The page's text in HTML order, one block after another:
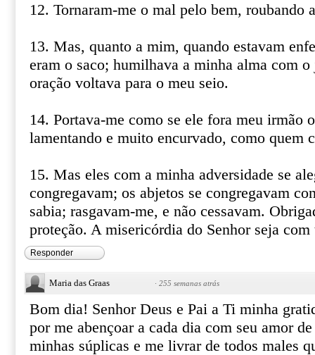
12. Tornaram-me o mal pelo bem, roubando
13. Mas, quanto a mim, quando estavam
eram o saco; humilhava a minha alma com
oração voltava para o meu seio.
14. Portava-me como se ele fora meu irmão
lamentando e muito encurvado, como quem
15. Mas eles com a minha adversidade se
congregavam; os abjetos se congregavam
sabia; rasgavam-me, e não cessavam.
proteção. A misericórdia do Senhor seja
Responder
Maria das Graas · 255 semanas atrás
Bom dia! Senhor Deus e Pai a Ti minha
por me abençoar a cada dia com seu amor
minhas súplicas e me livrar de todos males